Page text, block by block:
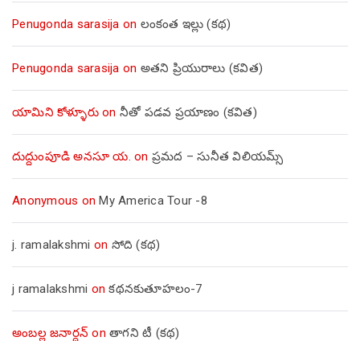
Penugonda sarasija on లంకంత ఇల్లు (కథ)
Penugonda sarasija on అతని ప్రియురాలు (కవిత)
యామిని కోళ్ళూరుon నీతో పడవ ప్రయాణం (కవిత)
దుద్దుంపూడి అనసూ య. on ప్రమద – సునీత విలియమ్స్
Anonymous onMy America Tour -8
j. ramalakshmi on సోది (కథ)
j ramalakshmi onకథనకుతూహలం-7
అంబల్ల జనార్దన్ on తాగని టీ (కథ)